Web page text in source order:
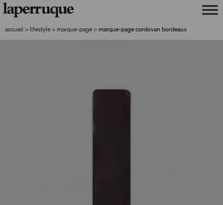
aller
navigation
aller
au
accueil > lifestyle > marque-page > marque-page cordovan bordeaux